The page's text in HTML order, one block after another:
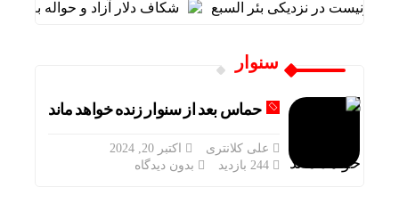
در نزدیکی بئر السبع شکاف دلار آزاد و حواله به 26 درصد رسید
سنوار
حماس بعد از سنوار زنده خواهد ماند
علی کلانتری
اکتبر 20, 2024
بدون دیدگاه